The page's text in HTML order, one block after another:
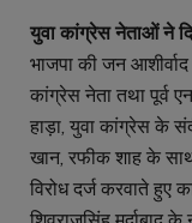
युवा कांग्रेस नेताओं ने
भाजपा की जन आशीर्वाद
कांग्रेस नेता तथा पूर्व
हाड़ा, युवा कांग्रेस के
खान, रफीक शाह के
विरोध दर्ज करवाते हुए